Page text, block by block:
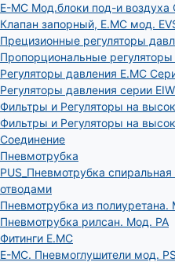
E-MC Мод.блоки под-и воздуха
Клапан запорный, E.MC мод.
Прецизионные регуляторы
Пропорциональные
Регуляторы давления E.MC
Регуляторы давления серии EIW
Фильтры и Регуляторы на
Фильтры и Регуляторы на
Соединение
Пневмотрубка
PUS_Пневмотрубка
отводами
Пневмотрубка из полиуретана.
Пневмотрубка рилсан. Мод. PA
Фитинги E.MC
E-MC. Пневмоглушители мод.